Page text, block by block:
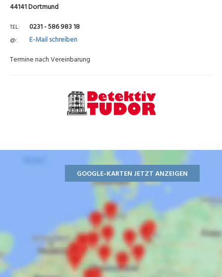
44141 Dortmund
TEL 0231 - 586 983 18
@
E-Mail schreiben
Termine nach Vereinbarung
GOOGLE-KARTEN JETZT ANZEIGEN